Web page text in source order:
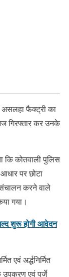
असलहा फैक्ट्री का
गिरफ्तार कर उनके
कि कोतवाली पुलिस
पर छोटा
करने वाले
गया।
शुरू होगी आवेदन
एवं अर्द्धनिर्मित
उपकरण एवं पुर्जे